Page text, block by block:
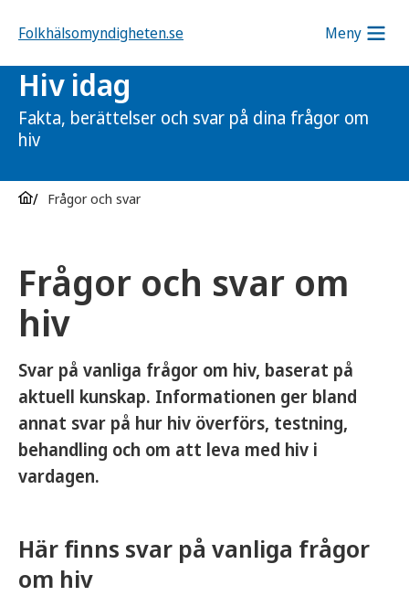
Folkhälsomyndigheten.se Meny
Hiv idag
Fakta, berättelser och svar på dina frågor om
hiv
Frågor och svar
Frågor och svar om
hiv
Svar på vanliga frågor om hiv, baserat på
aktuell kunskap. Informationen ger bland
annat svar på hur hiv överförs, testning,
behandling och om att leva med hiv i
vardagen.
Här finns svar på vanliga frågor
om hiv